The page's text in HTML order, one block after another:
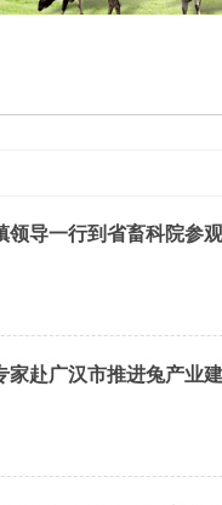
领导一行到省畜科院参
家赴广汉市推进兔产业